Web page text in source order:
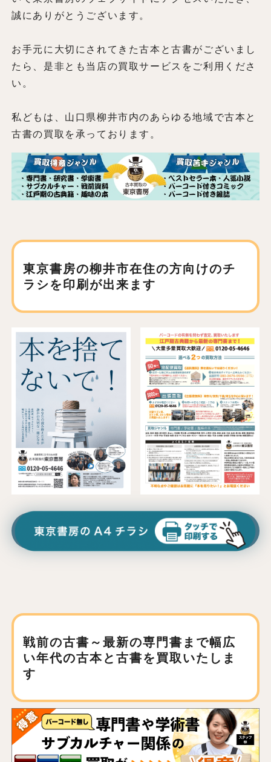
誠にありがとうございます。
お手元に大切にされてきた古本と古書がございまし
たら、是非とも当店の買取サービスをご利用くださ
い。
私どもは、山口県柳井市内のあらゆる地域で古本と
古書の買取を承っております。
東京書房の柳井市在住の方向けのチ
ラシを印刷が出来ます
戦前の古書～最新の専門書まで幅広
い年代の古本と古書を買取いたしま
す